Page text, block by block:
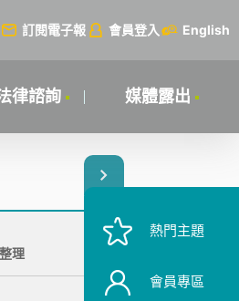
訂閱電子報 會員登入 English
律諮詢 媒體露出
理
熱門主題
會員專區